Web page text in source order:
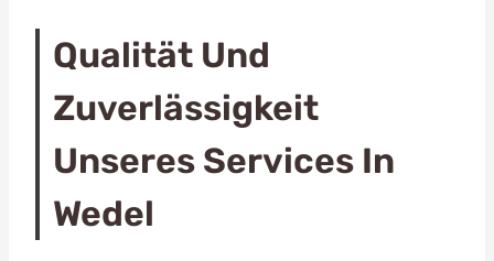
Qualität Und
Zuverlässigkeit
Unseres Services In
Wedel